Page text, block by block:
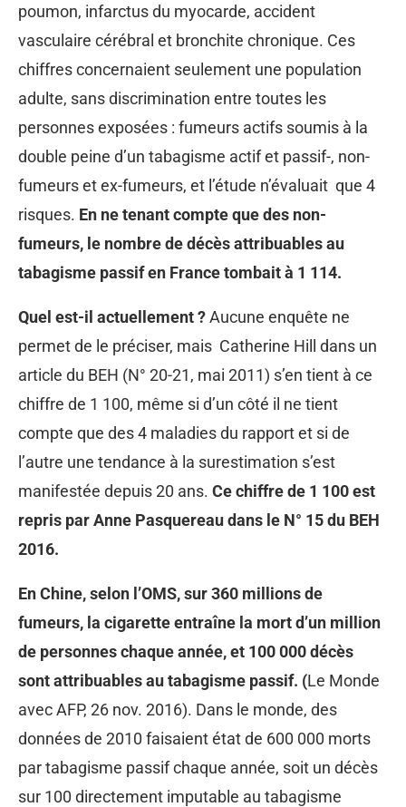
poumon, infarctus du myocarde, accident
vasculaire cérébral et bronchite chronique. Ces
chiffres concernaient seulement une population
adulte, sans discrimination entre toutes les
personnes exposées : fumeurs actifs soumis à la
double peine d’un tabagisme actif et passif-, non-
fumeurs et ex-fumeurs, et l’étude n’évaluait que 4
risques. En ne tenant compte que des non-
fumeurs, le nombre de décès attribuables au
tabagisme passif en France tombait à 1 114.
Quel est-il actuellement ?Aucune enquête ne
permet de le préciser, mais Catherine Hill dans un
article du BEH (N° 20-21, mai 2011) s’en tient à ce
chiffre de 1 100, même si d’un côté il ne tient
compte que des 4 maladies du rapport et si de
l’autre une tendance à la surestimation s’est
manifestée depuis 20 ans. Ce chiffre de 1 100 est
repris par Anne Pasquereau dans le N° 15 du BEH
2016.
En Chine, selon l’OMS, sur 360 millions de
fumeurs, la cigarette entraîne la mort d’un million
de personnes chaque année,et 100 000 décès
sont attribuables au tabagisme passif. (Le Monde
avec AFP, 26 nov. 2016). Dans le monde, des
données de 2010 faisaient état de 600 000 morts
par tabagisme passif chaque année, soit un décès
sur 100 directement imputable au tabagisme